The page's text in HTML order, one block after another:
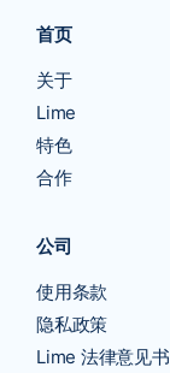
首页
关于
Lime
特色
合作
公司
使用条款
隐私政策
Lime 法律意见书